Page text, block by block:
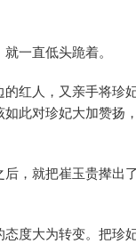
一直低头跪着。
红人，又亲手将珍
此对珍妃大加赞扬
，就把崔玉贵撵出
态度大为转变。把珍